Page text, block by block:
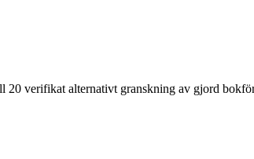
verifikat alternativt granskning av gjord